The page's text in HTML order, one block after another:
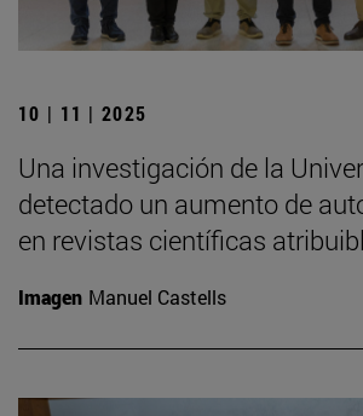
10 | 11 | 2025
Una investigación de la
detectado un aumento de
en revistas científicas
Imagen Manuel Castells